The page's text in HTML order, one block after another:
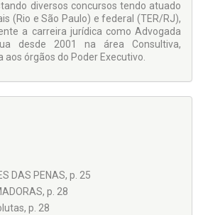
diversos concursos tendo atuado
(Rio e São Paulo) e federal (TER/RJ),
a carreira jurídica como Advogada
desde 2001 na área Consultiva,
órgãos do Poder Executivo.
DAS PENAS, p. 25
p. 28
p. 28